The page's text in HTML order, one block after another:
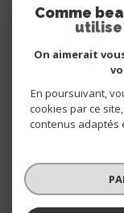
©
Nos
Comme
utilise
On aimerait
En poursuivant,
cookies par ce
contenus adaptés